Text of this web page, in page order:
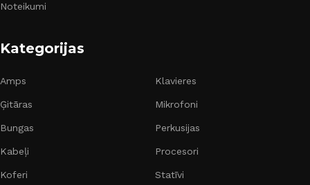
Noteikumi
Kategorijas
Amps
Ģitāras
Bungas
Kabeļi
Koferi
Klavieres
Mikrofoni
Perkusijas
Procesori
Statīvi